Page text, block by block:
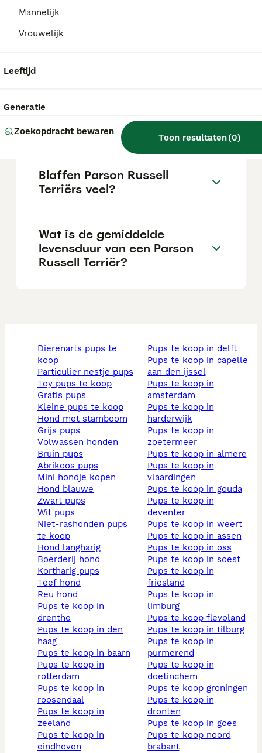
Mannelijk
Vrouwelijk
Leeftijd
Generatie
Zoekopdracht bewaren
Toon resultaten(0)
Wat is het verschil tussen
Parson Russell Terriër?
Blaffen Parson Russell
Terriërs veel?
Wat is de gemiddelde
levensduur van een Parson
Russell Terriër?
dierenarts pups te
koop
particulier nestje pups
toy pups te koop
gratis pups
kleine pups te koop
hond met stamboom
grijs pups
volwassen honden
bruin pups
abrikoos pups
mini hondje kopen
hond blauwe
zwart pups
wit pups
niet-rashonden pups
te koop
hond langharig
boerderij hond
kortharig pups
teef hond
reu hond
pups te koop in
drenthe
pups te koop in den
haag
pups te koop in baarn
pups te koop in
rotterdam
pups te koop in
roosendaal
pups te koop in
zeeland
pups te koop in
eindhoven
pups te koop in delft
pups te koop in capelle
aan den ijssel
pups te koop in
amsterdam
pups te koop in
harderwijk
pups te koop in
zoetermeer
pups te koop in almere
pups te koop in
vlaardingen
pups te koop in gouda
pups te koop in
deventer
pups te koop in weert
pups te koop in assen
pups te koop in oss
pups te koop in soest
pups te koop in
friesland
pups te koop in
limburg
pups te koop flevoland
pups te koop in tilburg
pups te koop in
purmerend
pups te koop in
doetinchem
pups te koop groningen
pups te koop in
dronten
pups te koop in goes
pups te koop noord
brabant